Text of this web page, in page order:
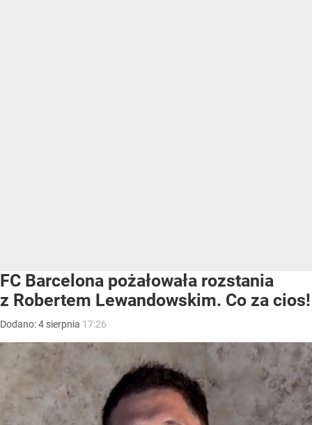
FC Barcelona pożałowała rozstania
z Robertem Lewandowskim. Co za cios!
Dodano:4 sierpnia 17:26